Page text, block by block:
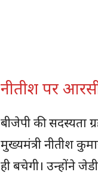
नीतीश पर
बीजेपी की सदस्यता
मुख्यमंत्री नीतीश
ही बचेगी। उन्होंने